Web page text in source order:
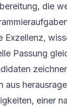
die
Exzellenz,
Passung
aus
einer